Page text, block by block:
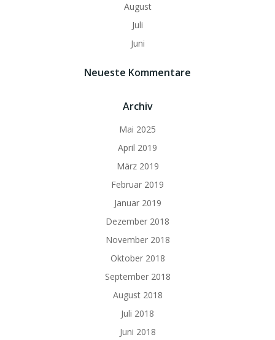
August
Juli
Juni
Neueste Kommentare
Archiv
Mai 2025
April 2019
März 2019
Februar 2019
Januar 2019
Dezember 2018
November 2018
Oktober 2018
September 2018
August 2018
Juli 2018
Juni 2018